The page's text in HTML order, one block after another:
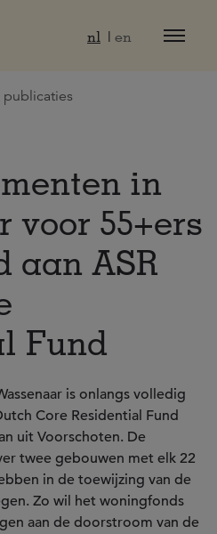
nl en
publicaties
in
voor 55+ers
aan ASR
Fund
is onlangs volledig
Core Residential Fund
uit Voorschoten. De
twee gebouwen met elk 22
in de toewijzing van de
Zo wil het woningfonds
aan de doorstroom van de